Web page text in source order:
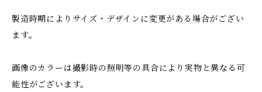
製造時期によりサイズ・デザインに変更がある場合がござい
ます。
画像のカラーは撮影時の照明等の具合により実物と異なる可
能性がございます。